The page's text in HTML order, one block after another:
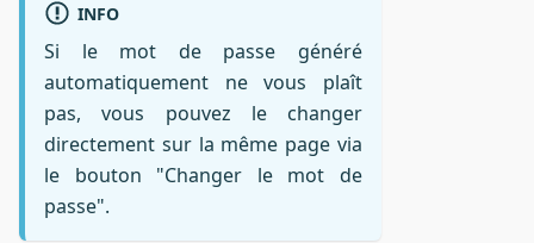
INFO
Si le mot de passe généré
automatiquement ne vous plaît
pas, vous pouvez le changer
directement sur la même page via
le bouton "Changer le mot de
passe".